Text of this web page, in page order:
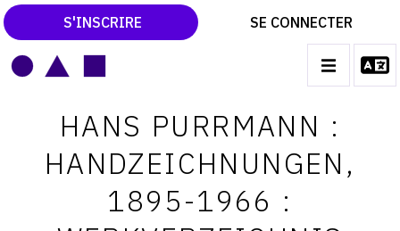
S'INSCRIRE SE CONNECTER
navigation
CATALOGUES RAISONNÉS
LES EXPOSITIONS
LES VERNISSAGES
HANS PURRMANN :
HANDZEICHNUNGEN,
1895-1966 :